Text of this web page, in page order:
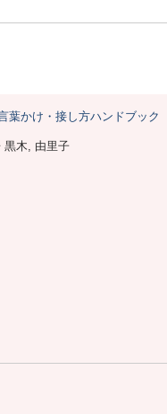
葉かけ・接し方ハンドブック
黒木, 由里子